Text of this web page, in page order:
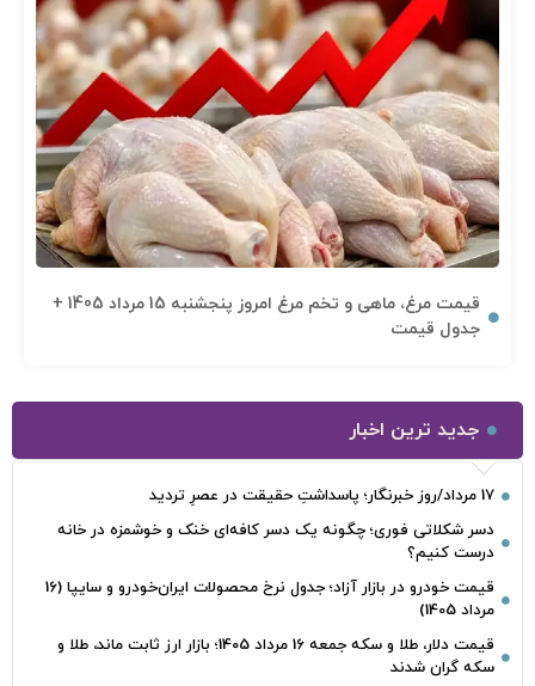
قیمت مرغ، ماهی و تخم مرغ امروز پنجشنبه 15 مرداد 1405 +
جدول قیمت
جدید ترین اخبار
17 مرداد/روز خبرنگار؛ پاسداشتِ حقیقت در عصرِ تردید
دسر شکلاتی فوری؛ چگونه یک دسر کافه‌ای خنک و خوشمزه در خانه
درست کنیم؟
قیمت خودرو در بازار آزاد؛ جدول نرخ محصولات ایران‌خودرو و سایپا (16
مرداد 1405)
قیمت دلار، طلا و سکه جمعه 16 مرداد 1405؛ بازار ارز ثابت ماند، طلا و
سکه گران شدند